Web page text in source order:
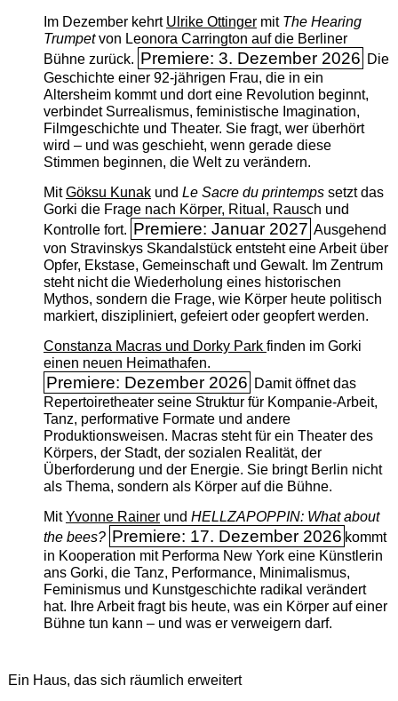
Im Dezember kehrt Ulrike Ottingermit The ­Hearing
Trumpetvon Leonora Carrington auf die Berliner
Bühne zurück. Premiere: 3. Dezember 2026 Die
Geschichte einer 92-jährigen Frau, die in ein
Altersheim kommt und dort eine Revolution beginnt,
verbindet Surrealismus, feministische Imagination,
Filmgeschichte und Theater. Sie fragt, wer überhört
wird – und was geschieht, wenn gerade diese
Stimmen beginnen, die Welt zu verändern.
MitGöksu Kunakund Le Sacre du printempssetzt das
Gorki die Frage nach Körper, Ritual, Rausch und
Kontrolle fort. Premiere: Januar 2027 Ausgehend
von Stravinskys Skandalstück entsteht eine Arbeit über
Opfer, Ekstase, Gemeinschaft und Gewalt. Im Zentrum
steht nicht die Wiederholung eines historischen
Mythos, sondern die Frage, wie Körper heute politisch
markiert, diszipliniert, gefeiert oder geopfert werden.
Constanza Macras und Dorky Park finden im Gorki
einen neuen Heimathafen.
Premiere: Dezember 2026 Damit öffnet das
Repertoiretheater seine Struktur für Kompanie-Arbeit,
Tanz, performative Formate und andere
Produktionsweisen. Macras steht für ein Theater des
Körpers, der Stadt, der sozialen Realität, der
Überforderung und der Energie. Sie bringt Berlin nicht
als Thema, sondern als Körper auf die Bühne.
MitYvonne Rainerund HELLZAPOPPIN: What about
the bees? Premiere: 17. Dezember 2026 kommt
in Kooperation mit Performa New York eine Künstlerin
ans Gorki, die Tanz, Performance, Minimalismus,
Feminismus und Kunstgeschichte radikal verändert
hat. Ihre Arbeit fragt bis heute, was ein Körper auf einer
Bühne tun kann – und was er verweigern darf.
Ein Haus, das sich räumlich erweitert